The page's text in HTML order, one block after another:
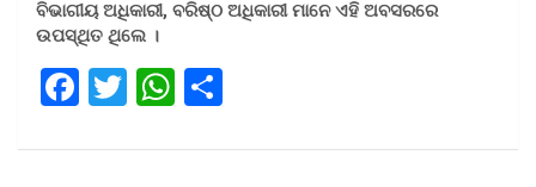
ବିଭାଗୀୟ ଅଧିକାରୀ, ବରିଷ୍ଠ ଅଧିକାରୀ ମାନେ ଏହି ଅବସରରେ
ଉପସ୍ଥିତ ଥିଲେ ।
F
ce
T
tt
W
at ar